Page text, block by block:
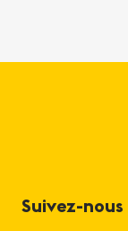
Suivez-nous